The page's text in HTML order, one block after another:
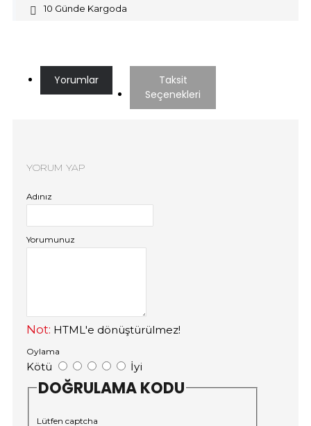
10 Günde Kargoda
Yorumlar
Taksit
Seçenekleri
YORUM YAP
Adınız
Yorumunuz
Not: HTML'e dönüştürülmez!
Oylama
Kötü İyi
DOĞRULAMA KODU
Lütfen captcha